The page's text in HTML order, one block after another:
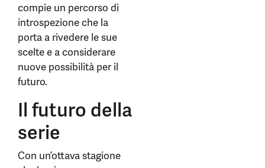
compie un percorso di
introspezione che la
porta a rivedere le sue
scelte e a considerare
nuove possibilità per il
futuro.
Il futuro della
serie
Con un’ottava stagione